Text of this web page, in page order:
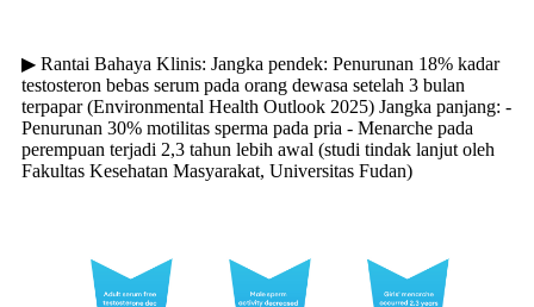
▶ Rantai Bahaya Klinis: Jangka pendek: Penurunan 18% kadar
testosteron bebas serum pada orang dewasa setelah 3 bulan
terpapar (Environmental Health Outlook 2025) Jangka panjang: -
Penurunan 30% motilitas sperma pada pria - Menarche pada
perempuan terjadi 2,3 tahun lebih awal (studi tindak lanjut oleh
Fakultas Kesehatan Masyarakat, Universitas Fudan)